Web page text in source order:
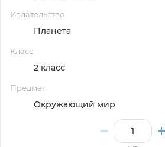
Издательство
Планета
Класс
2 класс
Предмет
Окружающий мир